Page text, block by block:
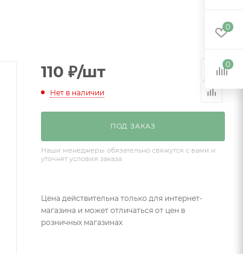
110 ₽/шт
Нет в наличии
ПОД ЗАКАЗ
Наши менеджеры обязательно свяжутся с вами и
уточнят условия заказа
Цена действительна только для интернет-
магазина и может отличаться от цен в
розничных магазинах
0
0